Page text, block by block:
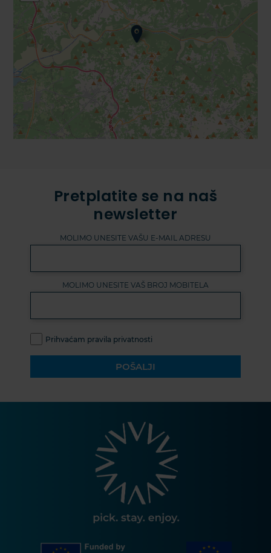
Pretplatite se na naš
newsletter
MOLIMO UNESITE VAŠU E-MAIL ADRESU
MOLIMO UNESITE VAŠ BROJ MOBITELA
Prihvaćam pravila privatnosti
POŠALJI